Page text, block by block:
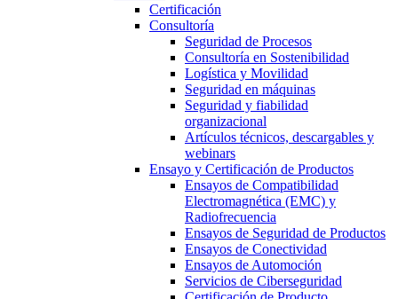
Certificación
Consultoría
Seguridad de Procesos
Consultoría en Sostenibilidad
Logística y Movilidad
Seguridad en máquinas
Seguridad y fiabilidad
organizacional
Artículos técnicos, descargables y
webinars
Ensayo y Certificación de Productos
Ensayos de Compatibilidad
Electromagnética (EMC) y
Radiofrecuencia
Ensayos de Seguridad de Productos
Ensayos de Conectividad
Ensayos de Automoción
Servicios de Ciberseguridad